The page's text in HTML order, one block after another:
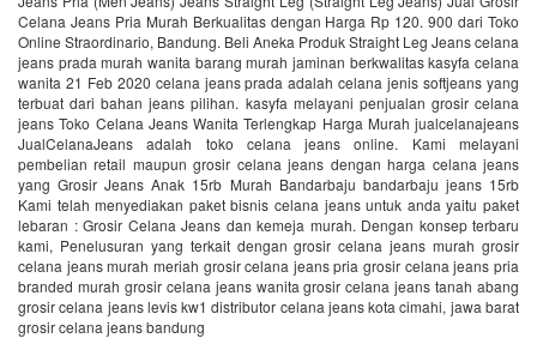
Celana Jeans Pria Murah Berkualitas dengan Harga Rp 120. 900 dari Toko
Online Straordinario, Bandung. Beli Aneka Produk Straight Leg Jeans celana
jeans prada murah wanita barang murah jaminan berkwalitas kasyfa celana
wanita 21 Feb 2020 celana jeans prada adalah celana jenis softjeans yang
terbuat dari bahan jeans pilihan. kasyfa melayani penjualan grosir celana
jeans Toko Celana Jeans Wanita Terlengkap Harga Murah jualcelanajeans
JualCelanaJeans adalah toko celana jeans online. Kami melayani
pembelian retail maupun grosir celana jeans dengan harga celana jeans
yang Grosir Jeans Anak 15rb Murah Bandarbaju bandarbaju jeans 15rb
Kami telah menyediakan paket bisnis celana jeans untuk anda yaitu paket
lebaran : Grosir Celana Jeans dan kemeja murah. Dengan konsep terbaru
kami, Penelusuran yang terkait dengan grosir celana jeans murah grosir
celana jeans murah meriah grosir celana jeans pria grosir celana jeans pria
branded murah grosir celana jeans wanita grosir celana jeans tanah abang
grosir celana jeans levis kw1 distributor celana jeans kota cimahi, jawa barat
grosir celana jeans bandung